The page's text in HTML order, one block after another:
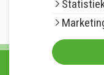
© Copyright 2026. Alle